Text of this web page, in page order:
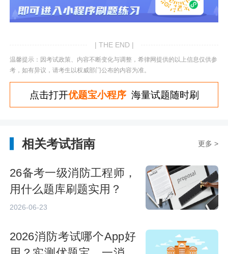
| THE END |
温馨提示：因考试政策、内容不断变化与调整，希律网提供的以上信息仅供参
考，如有异议，请考生以权威部门公布的内容为准。
点击打开优题宝小程序海量试题随时刷
相关考试指南 更多 >
26备考一级消防工程师，
用什么题库刷题实用？
2026-06-23
2026消防考试哪个App好